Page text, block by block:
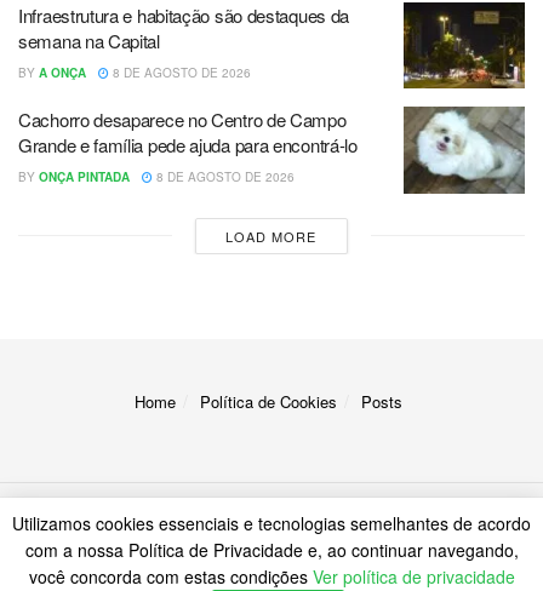
Infraestrutura e habitação são destaques da
semana na Capital
BY A ONÇA 8 DE AGOSTO DE 2026
Cachorro desaparece no Centro de Campo
Grande e família pede ajuda para encontrá-lo
BY ONÇA PINTADA 8 DE AGOSTO DE 2026
LOAD MORE
Home Política de Cookies Posts
© 2023A Onça
Utilizamos cookies essenciais e tecnologias semelhantes de acordo
com a nossa Política de Privacidade e, ao continuar navegando,
você concorda com estas condições Ver política de privacidade